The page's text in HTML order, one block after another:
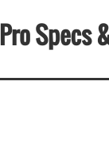
Specs